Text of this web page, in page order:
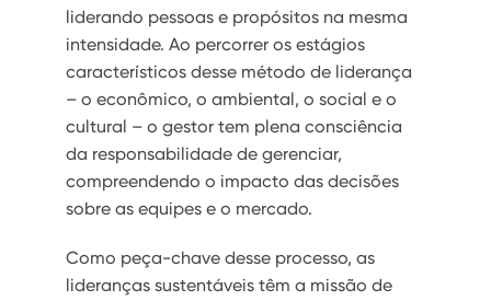
liderando pessoas e propósitos na mesma
intensidade. Ao percorrer os estágios
característicos desse método de liderança
– o econômico, o ambiental, o social e o
cultural – o gestor tem plena consciência
da responsabilidade de gerenciar,
compreendendo o impacto das decisões
sobre as equipes e o mercado.
Como peça-chave desse processo, as
lideranças sustentáveis têm a missão de